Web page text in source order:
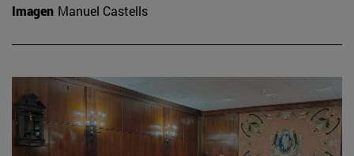
Imagen Manuel Castells